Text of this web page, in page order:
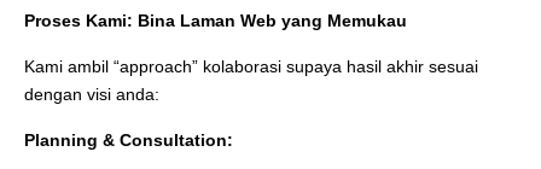
Proses Kami: Bina Laman Web yang Memukau
Kami ambil “approach” kolaborasi supaya hasil akhir sesuai
dengan visi anda:
Planning & Consultation: